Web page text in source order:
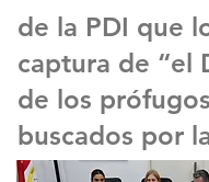
de la PDI que
captura de “el
de los
buscados por